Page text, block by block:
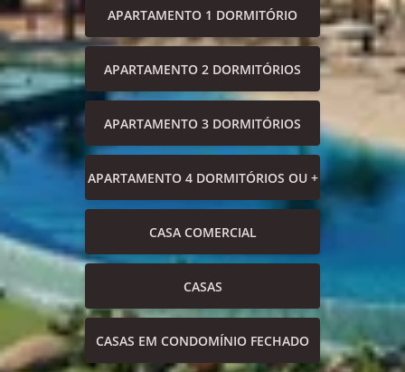
APARTAMENTO 1 DORMITÓRIO
APARTAMENTO 2 DORMITÓRIOS
APARTAMENTO 3 DORMITÓRIOS
APARTAMENTO 4 DORMITÓRIOS OU +
CASA COMERCIAL
CASAS
CASAS EM CONDOMÍNIO FECHADO